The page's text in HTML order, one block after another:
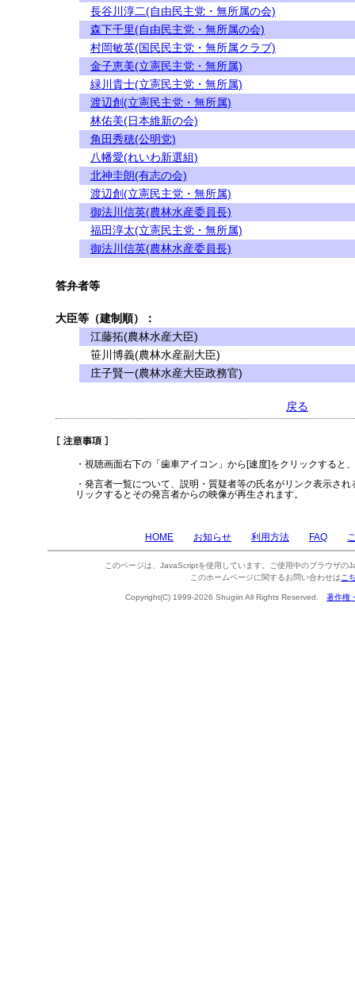
長谷川淳二(自由民主党・無所属の会)
森下千里(自由民主党・無所属の会)
村岡敏英(国民民主党・無所属クラブ)
金子恵美(立憲民主党・無所属)
緑川貴士(立憲民主党・無所属)
渡辺創(立憲民主党・無所属)
林佑美(日本維新の会)
角田秀穂(公明党)
八幡愛(れいわ新選組)
北神圭朗(有志の会)
渡辺創(立憲民主党・無所属)
御法川信英(農林水産委員長)
福田淳太(立憲民主党・無所属)
御法川信英(農林水産委員長)
答弁者等
大臣等（建制順）：
江藤拓(農林水産大臣)
笹川博義(農林水産副大臣)
庄子賢一(農林水産大臣政務官)
戻る
・視聴画面右下の「歯車アイコン」から[速度]をクリックすると
・発言者一覧について、説明・質疑者等の氏名がリンク表示さ
リックするとその発言者からの映像が再生されます。
HOME お知らせ 利用方法 FAQ
このページは、JavaScriptを使用しています。ご使用中のブラウザの
このホームページに関するお問い合わせは こ
Copyright(C) 1999-2026 Shugiin All Rights Reserved. 著作権